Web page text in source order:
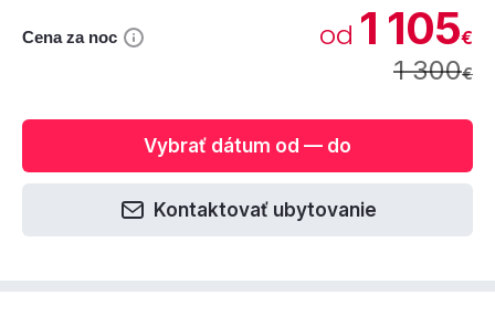
Cena za noc od 1 105€
1 300€
Vybrať dátum od — do
Kontaktovať ubytovanie